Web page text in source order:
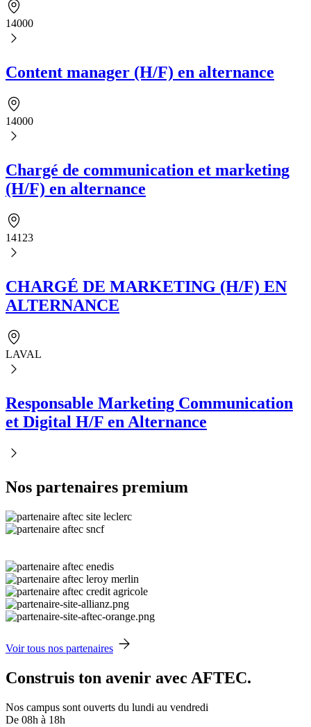
14000
Content manager (H/F) en alternance
14000
Chargé de communication et marketing
(H/F) en alternance
14123
CHARGÉ DE MARKETING (H/F) EN
ALTERNANCE
LAVAL
Responsable Marketing Communication
et Digital H/F en Alternance
Nos partenaires premium
Voir tous nos partenaires
Construis ton avenir avec AFTEC.
Nos campus sont ouverts du lundi au vendredi
De 08h à 18h